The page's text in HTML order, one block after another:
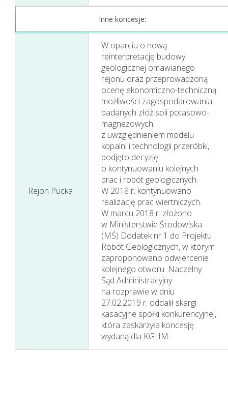
Sprawozdania
Jednostkowe
Inne koncesje:
Rejon Pucka
W oparciu o nową
reinterpretację budowy
geologicznej omawianego
rejonu oraz przeprowadzoną
ocenę ekonomiczno-techniczną
możliwości zagospodarowania
badanych złóż soli potasowo-
magnezowych
z uwzględnieniem modelu
kopalni i technologii przeróbki,
podjęto decyzję
o kontynuowaniu kolejnych
prac i robót geologicznych.
W 2018 r. kontynuowano
realizację prac wiertniczych.
W marcu 2018 r. złożono‎
w Ministerstwie Środowiska
(MŚ) Dodatek nr 1 do Projektu
Robót Geologicznych, w którym
zaproponowano odwiercenie
kolejnego otworu. Naczelny
Sąd Administracyjny
na rozprawie w dniu
27.02.2019 r. oddalił skargi
kasacyjne spółki konkurencyjnej,
która zaskarżyła koncesję
wydaną dla KGHM.